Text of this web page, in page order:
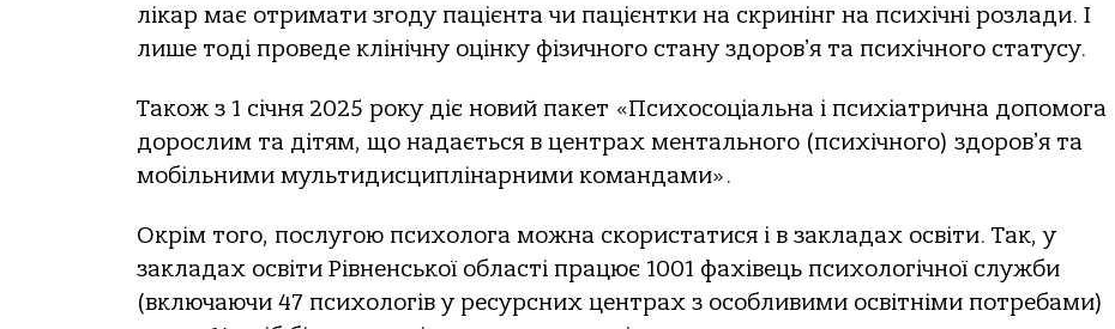
лікар має отримати згоду пацієнта чи пацієнтки на скринінг на психічні розлади. І
лише тоді проведе клінічну оцінку фізичного стану здоровʼя та психічного статусу.
Також з 1 січня 2025 року діє новий пакет «Психосоціальна і психіатрична допомога
дорослим та дітям, що надається в центрах ментального (психічного) здоровʼя та
мобільними мультидисциплінарними командами».
Окрім того, послугою психолога можна скористатися і в закладах освіти. Так, у
закладах освіти Рівненської області працює 1001 фахівець психологічної служби
(включаючи 47 психологів у ресурсних центрах з особливими освітніми потребами)